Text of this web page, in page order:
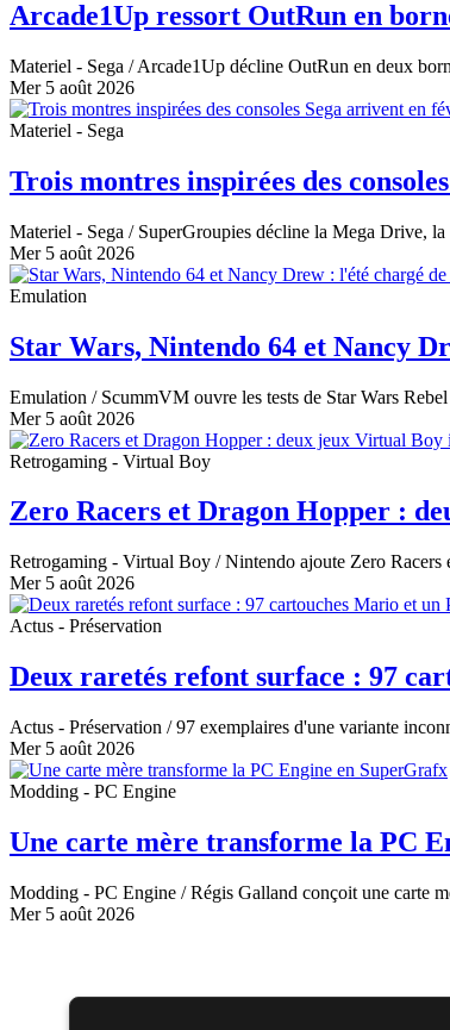
Arcade1Up ressort OutRun en
Materiel - Sega / Arcade1Up décline OutRun en deux
Mer 5 août 2026
Materiel - Sega
Trois montres inspirées des
Materiel - Sega / SuperGroupies décline la Mega Drive,
Mer 5 août 2026
Emulation
Star Wars, Nintendo 64 et Nancy
Emulation / ScummVM ouvre les tests de Star Wars
Mer 5 août 2026
Retrogaming - Virtual Boy
Zero Racers et Dragon Hopper :
Retrogaming - Virtual Boy / Nintendo ajoute Zero
Mer 5 août 2026
Actus - Préservation
Deux raretés refont surface : 97
Actus - Préservation / 97 exemplaires d'une variante
Mer 5 août 2026
Modding - PC Engine
Une carte mère transforme la PC
Modding - PC Engine / Régis Galland conçoit une carte
Mer 5 août 2026